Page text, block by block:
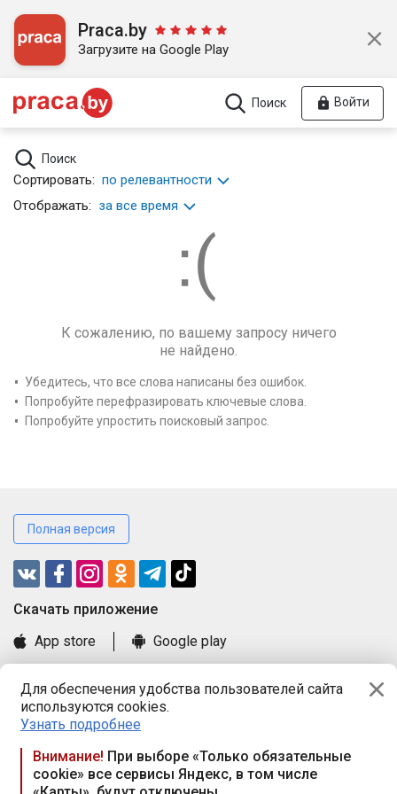
Для обеспечения удобства пользователей сайта
используются cookies.
Узнать подробнее
Внимание! При выборе «Только обязательные
cookie» все сервисы Яндекс, в том числе
Praca.by
Загрузите на Google Play
Поиск Войти
Поиск
Сортировать: по релевантности
Отображать: за все время
К сожалению, по вашему запросу ничего
не найдено.
Убедитесь, что все слова написаны без ошибок.
Попробуйте перефразировать ключевые слова.
Попробуйте упростить поисковый запрос.
Полная версия
Cкачать приложение
App store
Google play
Книга замечаний и предложений
Правила и документы
Praca.by © 2000—2026, ООО «ПРАЦА БАЙ»
Республика Беларусь, 220114, г. Минск, пр-т Независимости
117а, пом. № 9.